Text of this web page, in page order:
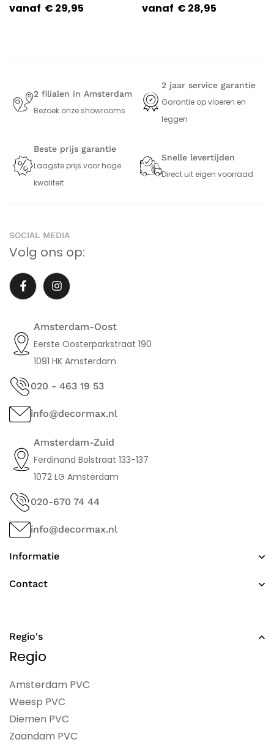
vanaf € 29,95 vanaf € 28,95
2 filialen in Amsterdam
Bezoek onze showrooms
2 jaar service garantie
Garantie op vloeren en
leggen
Beste prijs garantie
Laagste prijs voor hoge
kwaliteit
Snelle levertijden
Direct uit eigen voorraad
Amsterdam-Oost
Eerste Oosterparkstraat 190
1091 HK Amsterdam
020 - 463 19 53
info@decormax.nl
Informatie
Contact
Amsterdam-Zuid
Ferdinand Bolstraat 133-137
1072 LG Amsterdam
020-670 74 44
info@decormax.nl
SOCIAL MEDIA
Volg ons op:
Regio's
Regio
Amsterdam PVC
Weesp PVC
Diemen PVC
Zaandam PVC